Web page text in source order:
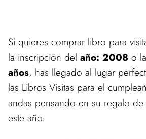
Si quieres comprar libro para
la inscripción del año: 2008 o la
años, has llegado al lugar
las Libros Visitas para el
andas pensando en su regalo
este año.